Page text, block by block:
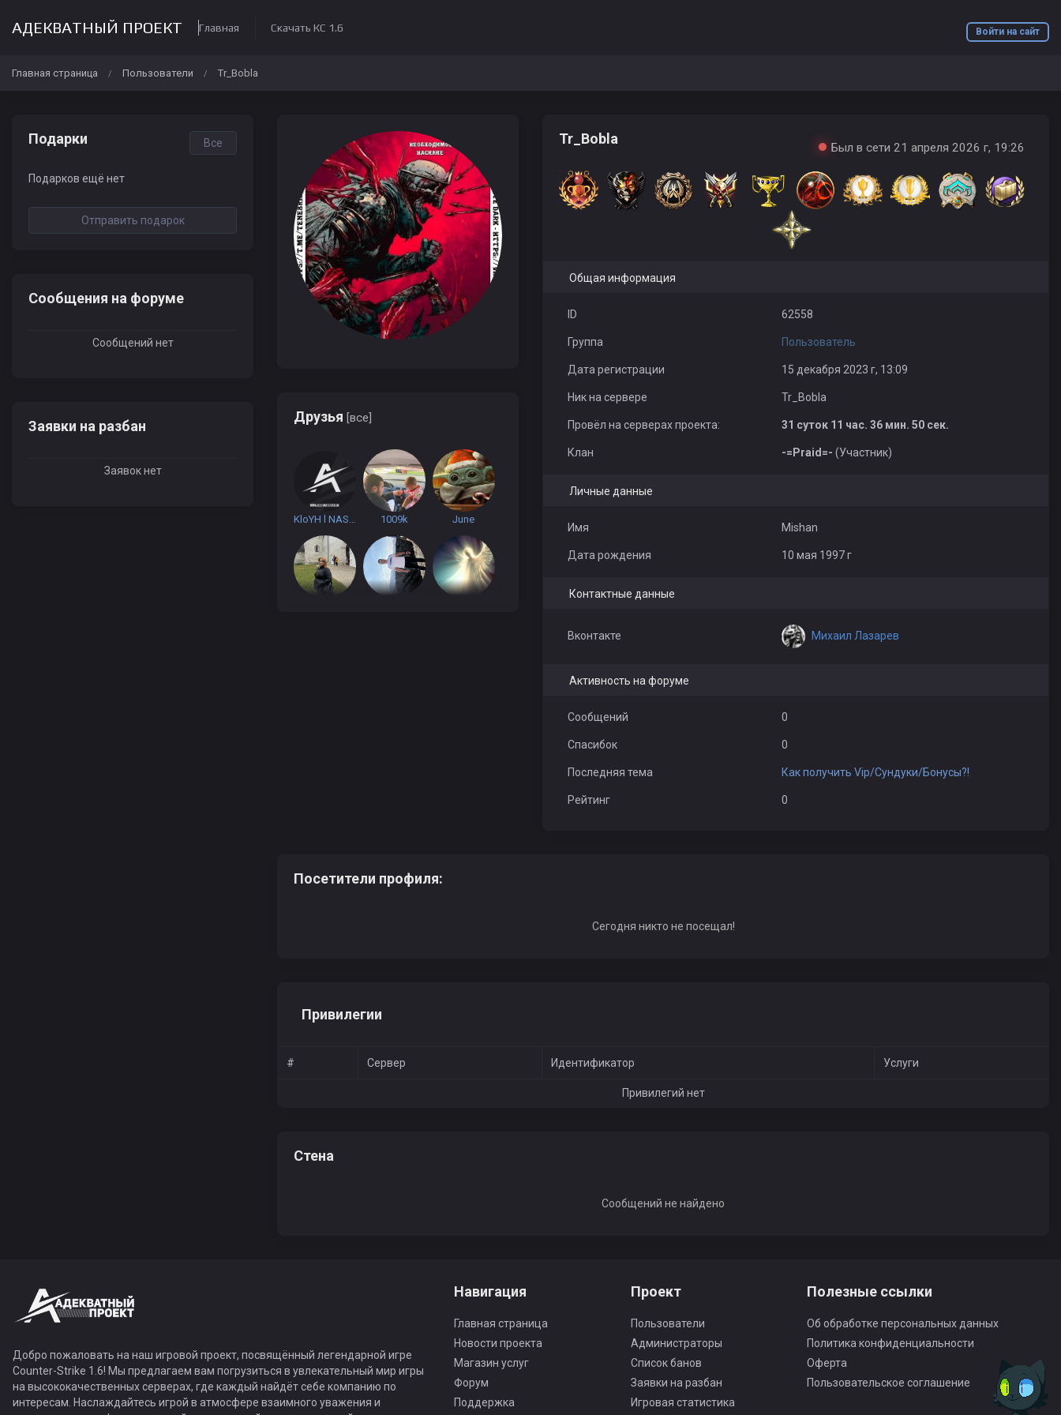
Войти на сайт
АДЕКВАТНЫЙ ПРОЕКТ Главная Скачать КС 1.6
Главная страница / Пользователи / Tr_Bobla
Друзья [все]
KloYH l NASTYA 1009k June
Tr_Bobla
Был в сети 21 апреля 2026 г, 19:26
Общая информация
ID 62558
Группа Пользователь
Дата регистрации 15 декабря 2023 г, 13:09
Ник на сервере Tr_Bobla
Провёл на серверах проекта: 31 суток 11 час. 36 мин. 50 сек.
Клан -=Praid=- (Участник)
Личные данные
Имя Mishan
Дата рождения 10 мая 1997 г
Контактные данные
Вконтакте Михаил Лазарев
Активность на форуме
Сообщений 0
Спасибок 0
Последняя тема Как получить Vip/Сундуки/Бонусы?!
Рейтинг 0
Посетители профиля:
Сегодня никто не посещал!
Привилегии
# Сервер Идентификатор Услуги
Привилегий нет
Стена
Сообщений не найдено
Подарки Все
Подарков ещё нет
Отправить подарок
Сообщения на форуме
Сообщений нет
Заявки на разбан
Заявок нет
Добро пожаловать на наш игровой проект, посвящённый легендарной игре
Counter-Strike 1.6! Мы предлагаем вам погрузиться в увлекательный мир игры
на высококачественных серверах, где каждый найдёт себе компанию по
интересам. Наслаждайтесь игрой в атмосфере взаимного уважения и
Навигация
Главная страница
Новости проекта
Магазин услуг
Форум
Поддержка
Проект
Пользователи
Администраторы
Список банов
Заявки на разбан
Игровая статистика
Полезные ссылки
Об обработке персональных данных
Политика конфиденциальности
Оферта
Пользовательское соглашение